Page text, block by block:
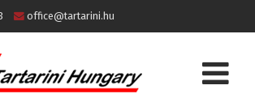
office@tartarini.hu